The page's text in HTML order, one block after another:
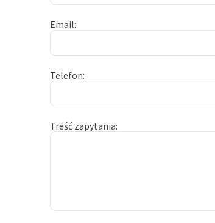
Email
Telefon
Treść zapytania